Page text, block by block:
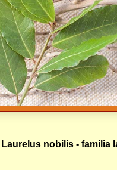
nobilis - família